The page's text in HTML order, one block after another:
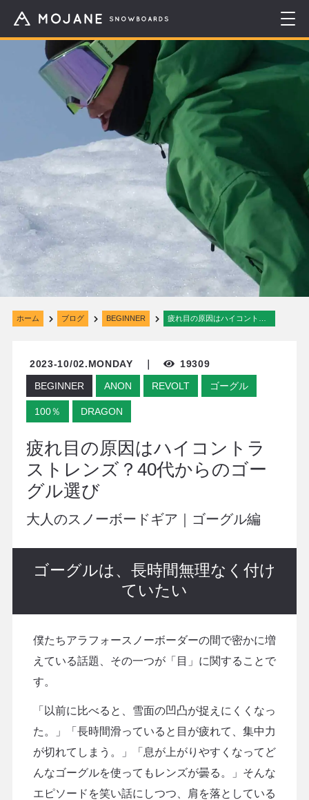
ホーム ブログ BEGINNER
2023-10/02.MONDAY ｜ 19309
BEGINNER ANON REVOLT ゴーグル
100％ DRAGON
疲れ目の原因はハイコントラ
ストレンズ？40代からのゴー
グル選び
大人のスノーボードギア｜ゴーグル編
ゴーグルは、長時間無理なく付け
ていたい
僕たちアラフォースノーボーダーの間で密かに増
えている話題、その一つが「目」に関することで
す。
「以前に比べると、雪面の凹凸が捉えにくくなっ
た。」「長時間滑っていると目が疲れて、集中力
が切れてしまう。」「息が上がりやすくなってど
んなゴーグルを使ってもレンズが曇る。」そんな
エピソードを笑い話にしつつ、肩を落としている